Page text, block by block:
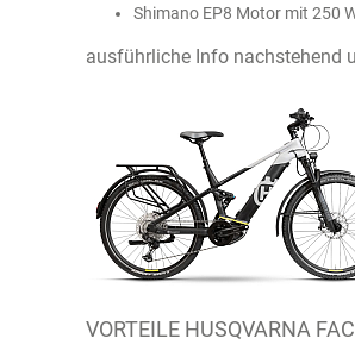
Shimano EP8 Motor mit 250
ausführliche Info nachstehend
VORTEILE HUSQVARNA